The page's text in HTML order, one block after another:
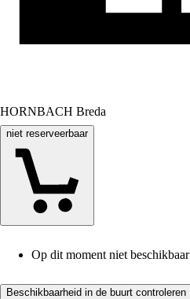
HORNBACH Breda
niet reserveerbaar
Op dit moment niet
Beschikbaarheid in de buurt controleren